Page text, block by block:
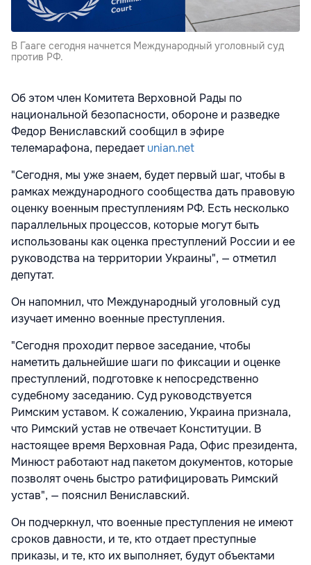
В Гааге сегодня начнется Международный уголовный суд
против РФ.
Об этом член Комитета Верховной Рады по
национальной безопасности, обороне и разведке
Федор Вениславский сообщил в эфире
телемарафона, передаетunian.net
"Сегодня, мы уже знаем, будет первый шаг, чтобы в
рамках международного сообщества дать правовую
оценку военным преступлениям РФ. Есть несколько
параллельных процессов, которые могут быть
использованы как оценка преступлений России и ее
руководства на территории Украины", — отметил
депутат.
Он напомнил, что Международный уголовный суд
изучает именно военные преступления.
"Сегодня проходит первое заседание, чтобы
наметить дальнейшие шаги по фиксации и оценке
преступлений, подготовке к непосредственно
судебному заседанию. Суд руководствуется
Римским уставом. К сожалению, Украина признала,
что Римский устав не отвечает Конституции. В
настоящее время Верховная Рада, Офис президента,
Минюст работают над пакетом документов, которые
позволят очень быстро ратифицировать Римский
устав", — пояснил Вениславский.
Он подчеркнул, что военные преступления не имеют
сроков давности, и те, кто отдает преступные
приказы, и те, кто их выполняет, будут объектами